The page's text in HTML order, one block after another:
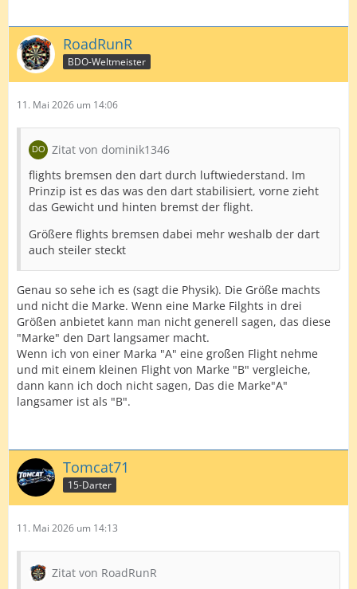
RoadRunR
BDO-Weltmeister
11. Mai 2026 um 14:06
Zitat von dominik1346
flights bremsen den dart durch luftwiederstand. Im
Prinzip ist es das was den dart stabilisiert, vorne zieht
das Gewicht und hinten bremst der flight.
Größere flights bremsen dabei mehr weshalb der dart
auch steiler steckt
Genau so sehe ich es (sagt die Physik). Die Größe machts
und nicht die Marke. Wenn eine Marke Filghts in drei
Größen anbietet kann man nicht generell sagen, das diese
"Marke" den Dart langsamer macht.
Wenn ich von einer Marka "A" eine großen Flight nehme
und mit einem kleinen Flight von Marke "B" vergleiche,
dann kann ich doch nicht sagen, Das die Marke"A"
langsamer ist als "B".
Tomcat71
15-Darter
11. Mai 2026 um 14:13
Zitat von RoadRunR